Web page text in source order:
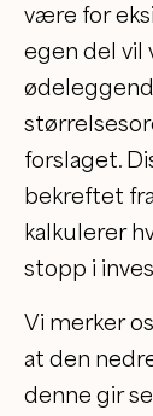
være for
egen del vil
forslaget.
bekreftet
kalkulerer
stopp i
Vi merker
at den
denne gir